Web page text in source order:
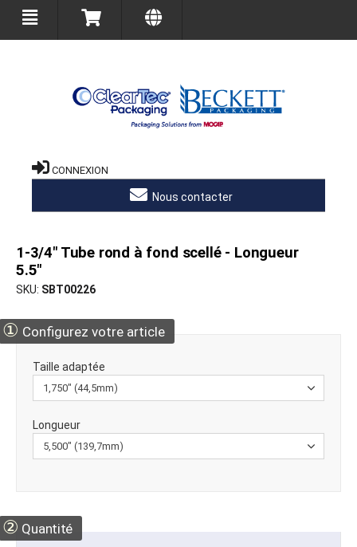
CONNEXION
Nous contacter
1-3/4" Tube rond à fond scellé - Longueur
5.5"
SKU SBT00226
① Configurez votre article
Taille adaptée
Longueur
② Quantité